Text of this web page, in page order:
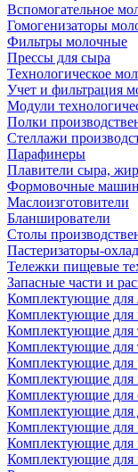
Вспомогательное
Гомогенизаторы
Фильтры молочные
Прессы для сыра
Технологическое
Учет и фильтрация
Модули
Полки
Стеллажи
Парафинеры
Плавители сыра,
Формовочные
Маслоизготовители
Бланширователи
Столы
Пастеризаторы-
Тележки пищевые
Запасные части и
Комплектующие для
Комплектующие для
Комплектующие для
Комплектующие для
Комплектующие для
Комплектующие для
Комплектующие
Комплектующие для
Комплектующие для
Комплектующие для
Комплектующие для